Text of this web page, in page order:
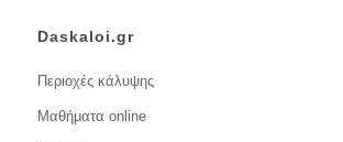
Daskaloi.gr
Περιοχές κάλυψης
Μαθήματα online